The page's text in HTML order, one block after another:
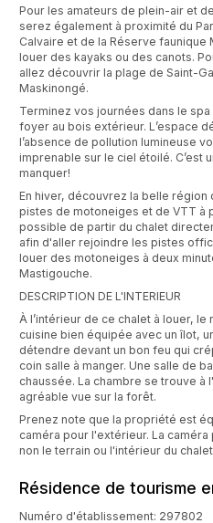
Pour les amateurs de plein-air et
serez également à proximité du
Calvaire et de la Réserve
louer des kayaks ou des canots.
allez découvrir la plage de Saint-
Maskinongé.
Terminez vos journées dans le
foyer au bois extérieur. L’espace
l’absence de pollution lumineuse
imprenable sur le ciel étoilé. C’est
manquer!
En hiver, découvrez la belle
pistes de motoneiges et de VTT à
possible de partir du chalet
afin d'aller rejoindre les pistes
louer des motoneiges à deux
Mastigouche.
DESCRIPTION DE L'INTERIEUR
À l’intérieur de ce chalet à louer,
cuisine bien équipée avec un îlot,
détendre devant un bon feu qui
coin salle à manger. Une salle de
chaussée. La chambre se trouve
agréable vue sur la forêt.
Prenez note que la propriété est
caméra pour l'extérieur. La
non le terrain ou l'intérieur du
Résidence de tourisme
Numéro d'établissement: 297802